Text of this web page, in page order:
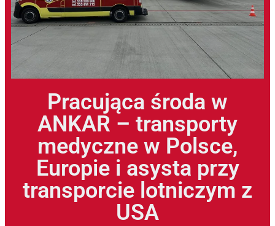
Pracująca środa w
ANKAR – transporty
medyczne w Polsce,
Europie i asysta przy
transporcie lotniczym z
USA